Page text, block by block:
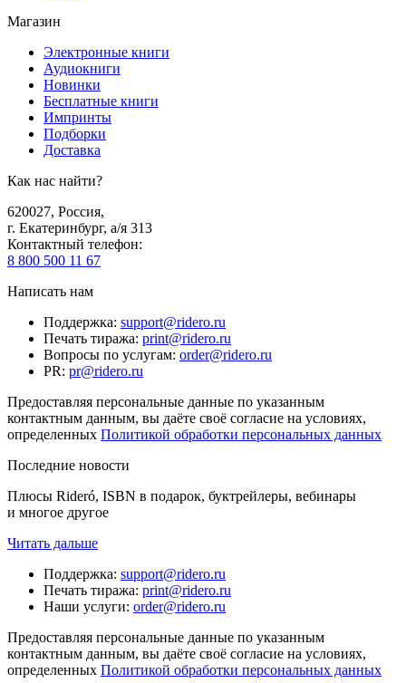
Магазин
Электронные книги
Аудиокниги
Новинки
Бесплатные книги
Импринты
Подборки
Доставка
Как нас найти?
620027, Россия,
г. Екатеринбург, а/я 313
Контактный телефон:
8 800 500 11 67
Написать нам
Поддержка: support@ridero.ru
Печать тиража: print@ridero.ru
Вопросы по услугам: order@ridero.ru
PR: pr@ridero.ru
Предоставляя персональные данные по указанным
контактным данным, вы даёте своё согласие на условиях,
определенных Политикой обработки персональных данных
Последние новости
Плюсы Rideró, ISBN в подарок, буктрейлеры, вебинары
и многое другое
Читать дальше
Поддержка: support@ridero.ru
Печать тиража: print@ridero.ru
Наши услуги: order@ridero.ru
Предоставляя персональные данные по указанным
контактным данным, вы даёте своё согласие на условиях,
определенных Политикой обработки персональных данных